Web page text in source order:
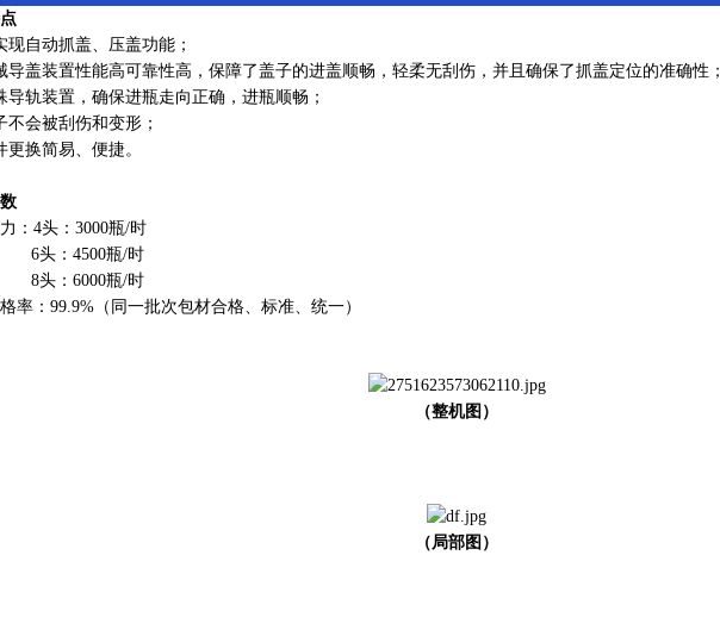
现自动抓盖、压盖功能；
导盖装置性能高可靠性高，保障了盖子的进盖顺畅，轻柔无刮伤，并且确保了抓盖定位的准确性；
导轨装置，确保进瓶走向正确，进瓶顺畅；
不会被刮伤和变形；
更换简易、便捷。
：4头：3000瓶/时
4500瓶/时
6000瓶/时
率：99.9%（同一批次包材合格、标准、统一）
（整机图）
（局部图）